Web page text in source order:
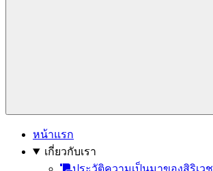
หน้าแรก
เกี่ยวกับเรา
ประวัติความเป็นมาของสิริเวช